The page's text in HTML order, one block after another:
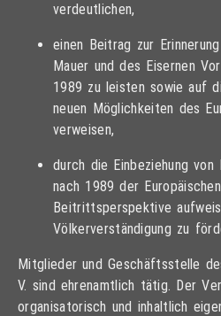
verdeutlichen,
einen Beitrag zur
Mauer und des Eisernen
1989 zu leisten sowie auf
neuen Möglichkeiten des
verweisen,
durch die Einbeziehung
nach 1989 der
Beitrittsperspektive
Völkerverständigung zu
Mitglieder und Geschäftsstelle
V. sind ehrenamtlich tätig. Der
organisatorisch und inhaltlich